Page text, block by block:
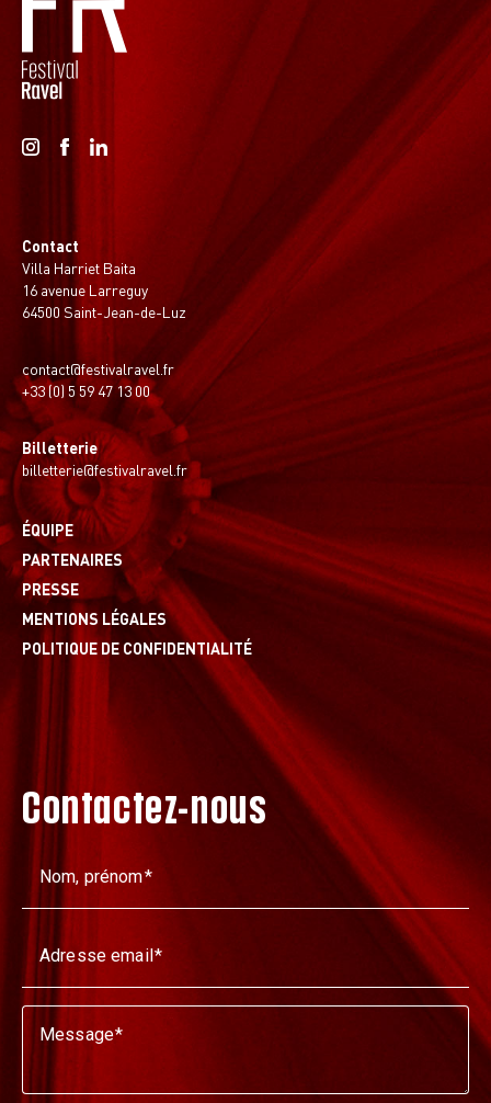
Contact
Villa Harriet Baita
16 avenue Larreguy
64500 Saint-Jean-de-Luz
contact@festivalravel.fr
+33 (0) 5 59 47 13 00
Billetterie
billetterie@festivalravel.fr
ÉQUIPE
PARTENAIRES
PRESSE
MENTIONS LÉGALES
POLITIQUE DE CONFIDENTIALITÉ
Contactez-nous
Nom, prénom
Adresse email
Message